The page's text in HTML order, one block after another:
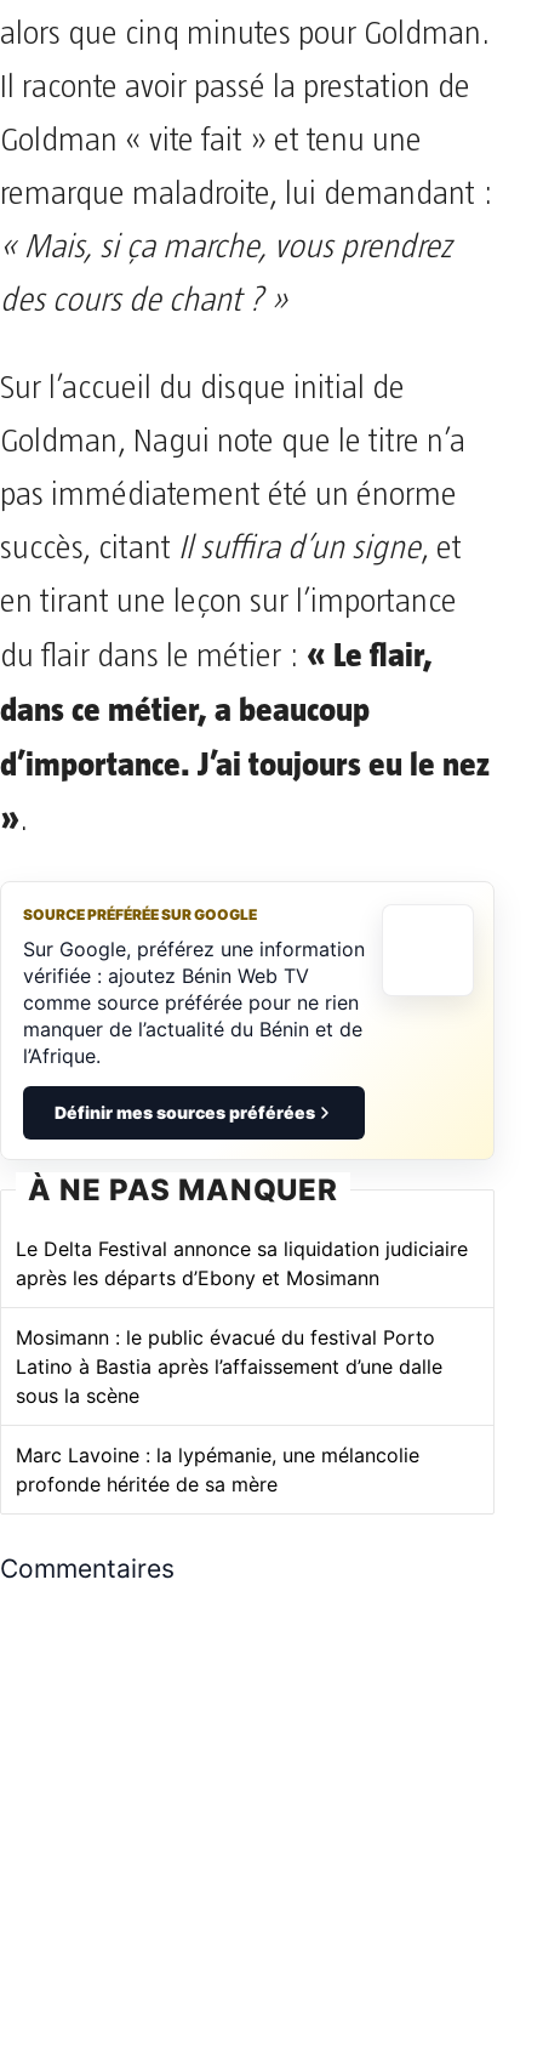
alors que cinq minutes pour Goldman.
Il raconte avoir passé la prestation de
Goldman « vite fait » et tenu une
remarque maladroite, lui demandant :
« Mais, si ça marche, vous prendrez
des cours de chant ? »
Sur l’accueil du disque initial de
Goldman, Nagui note que le titre n’a
pas immédiatement été un énorme
succès, citant Il suffira d’un signe, et
en tirant une leçon sur l’importance
du flair dans le métier : « Le flair,
dans ce métier, a beaucoup
d’importance. J’ai toujours eu le nez
».
SOURCE PRÉFÉRÉE SUR GOOGLE
Sur Google, préférez une information
vérifiée : ajoutez Bénin Web TV
comme source préférée pour ne rien
manquer de l’actualité du Bénin et de
l’Afrique.
Définir mes sources préférées
À NE PAS MANQUER
Le Delta Festival annonce sa liquidation judiciaire
après les départs d’Ebony et Mosimann
Mosimann : le public évacué du festival Porto
Latino à Bastia après l’affaissement d’une dalle
sous la scène
Marc Lavoine : la lypémanie, une mélancolie
profonde héritée de sa mère
Commentaires